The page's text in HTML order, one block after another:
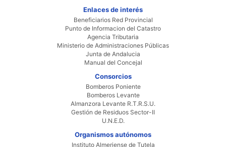
Enlaces de interés
Beneficiarios Red Provincial
Punto de Informacion del Catastro
Agencia Tributaria
Ministerio de Administraciones Públicas
Junta de Andalucia
Manual del Concejal
Consorcios
Bomberos Poniente
Bomberos Levante
Almanzora Levante R.T.R.S.U.
Gestión de Residuos Sector-II
U.N.E.D.
Organismos autónomos
Instituto Almeriense de Tutela